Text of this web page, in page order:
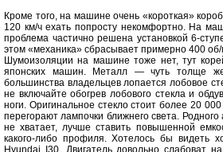
Кроме того, на машине очень «короткая»
120 км/ч ехать попросту некомфортно. На
проблема частично решена установкой 6-
этом «механика» сбрасывает примерно 400
Шумоизоляции на машине тоже нет, тут
японских машин. Металл — чуть толще
большинства владельцев лопается лобовое
не включайте обогрев лобового стекла и
ноги. Оригинальное стекло стоит более 20
перегорают лампочки ближнего света.
не хватает, лучше ставить повышенной
какого-либо профиля. Хотелось бы видеть
Hyundai І30. Двигатель довольно слабоват